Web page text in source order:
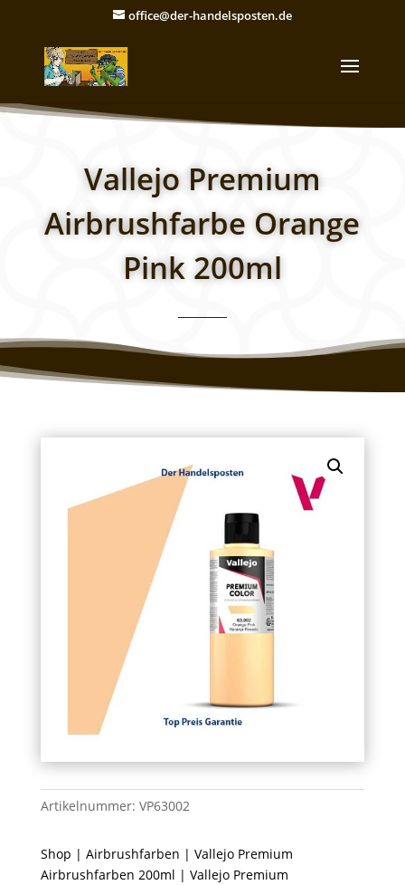
office@der-handelsposten.de
Vallejo Premium
Airbrushfarbe Orange
Pink 200ml
Artikelnummer: VP63002
Shop | Airbrushfarben | Vallejo Premium
Airbrushfarben 200ml | Vallejo Premium